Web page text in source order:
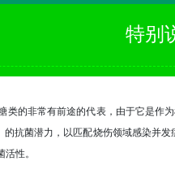
特别
类的非常有前途的代表，由于它是
抗菌潜力，以匹配烧伤领域感染并
性。